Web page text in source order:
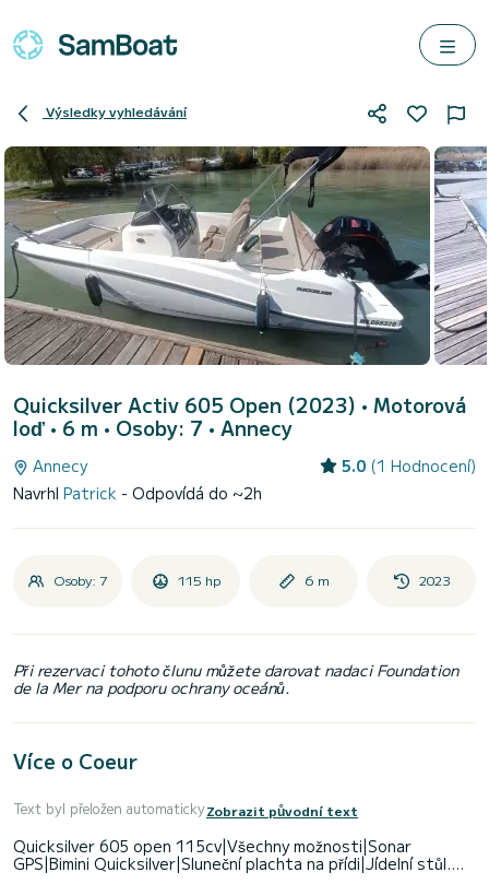
Výsledky vyhledávání
Quicksilver Activ 605 Open (2023) • Motorová
loď • 6 m • Osoby: 7 • Annecy
Annecy 5.0 (1 Hodnocení)
Navrhl Patrick - Odpovídá do ~2h
Osoby: 7 115 hp 6 m 2023
Při rezervaci tohoto člunu můžete darovat nadaci Foundation
de la Mer na podporu ochrany oceánů.
Více o Coeur
Text byl přeložen automatickyZobrazit původní text
Quicksilver 605 open 115cv|Všechny možnosti|Sonar